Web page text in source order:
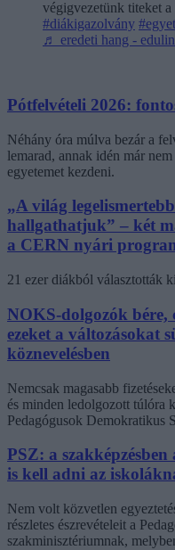
végigvezetünk titeket
#diákigazolvány
♬ eredeti hang -
Pótfelvételi 2026:
Néhány óra múlva bezár a
lemarad, annak idén már
egyetemet kezdeni.
„A világ
hallgathatjuk” – két
a CERN nyári
21 ezer diákból választották
NOKS-dolgozók
ezeket a változásokat
köznevelésben
Nemcsak magasabb
és minden ledolgozott túlóra
Pedagógusok Demokratikus
PSZ: a
is kell adni az
Nem volt közvetlen
részletes észrevételeit a
szakminisztériumnak,